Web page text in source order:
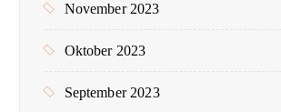
November 2023
Oktober 2023
September 2023